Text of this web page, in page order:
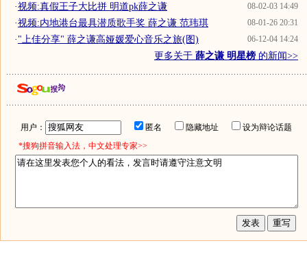
08-02-03 14:49
·视频:真假王子大比拼 明道pk薛之谦
08-01-26 20:31
·视频:内地港台最具潜质歌手奖 薛之谦 范玮琪
06-12-04 14:24
·"上佳分享" 薛之谦高娅媛爱心音乐之旅(图)
更多关于 薛之谦 明星榜 的新闻>>
用户： 匿名 隐藏地址
设为辩论话题
*搜狗拼音输入法，中文处理专家>>